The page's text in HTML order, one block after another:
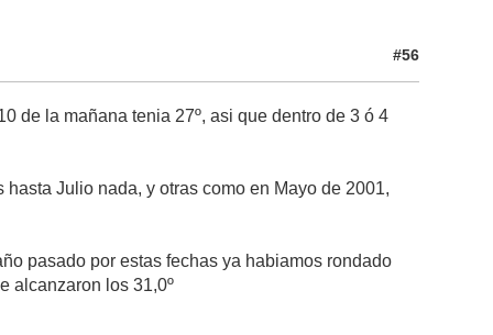
#56
de la mañana tenia 27º, asi que dentro de 3 ó 4
Julio nada, y otras como en Mayo de 2001,
pasado por estas fechas ya habiamos rondado
alcanzaron los 31,0º